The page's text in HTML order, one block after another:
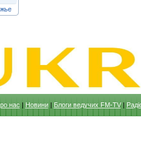
нас|Новини|Блоги ведучих FM-TV|